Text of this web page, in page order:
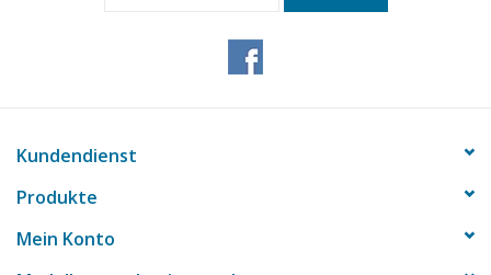
Kundendienst
Produkte
Mein Konto